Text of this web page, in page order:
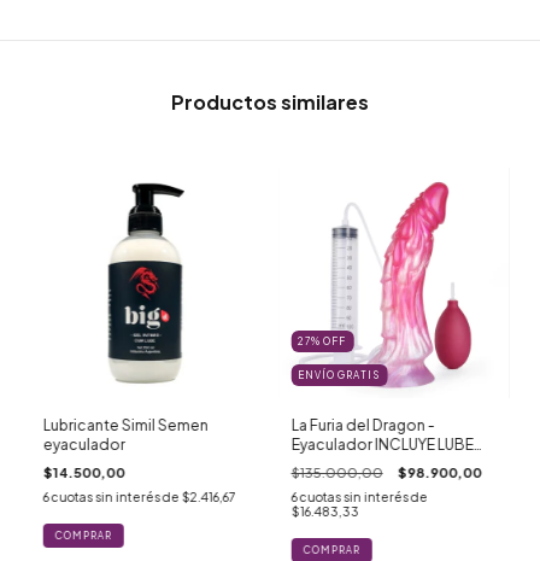
Productos similares
Lubricante Simil Semen
eyaculador
$14.500,00
6cuotas sin interés de $2.416,67
27%OFF
ENVÍO GRATIS
La Furia del Dragon -
Eyaculador INCLUYE LUBE
SIMIL SEMEN CUM GRATIS!
$135.000,00 $98.900,00
6cuotas sin interés de
$16.483,33